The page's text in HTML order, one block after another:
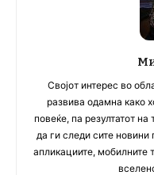
Својот интерес во
развива одамна како
повеќе, па резултатот на
да ги следи сите
апликациите, мобилните